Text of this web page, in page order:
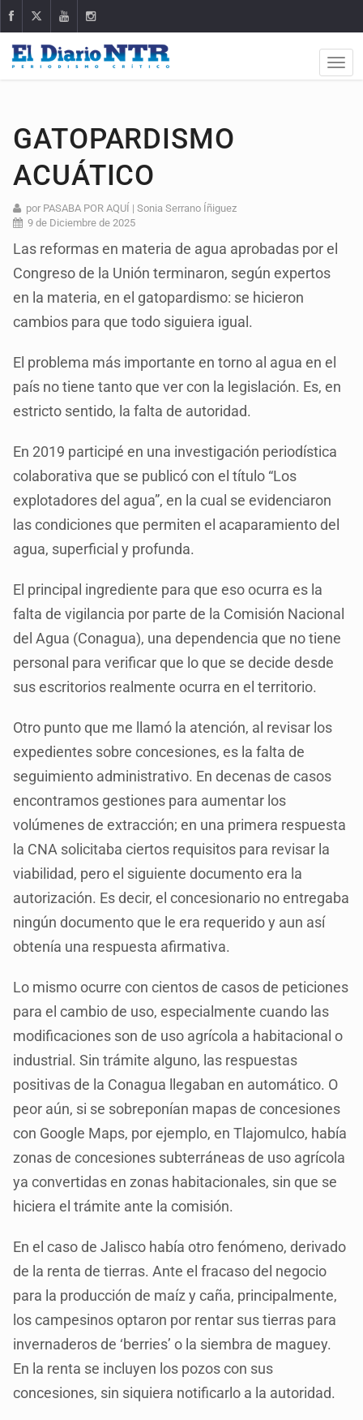
GATOPARDISMO
ACUÁTICO
por PASABA POR AQUÍ | Sonia Serrano Íñiguez
9 de Diciembre de 2025
Las reformas en materia de agua aprobadas por el
Congreso de la Unión terminaron, según expertos
en la materia, en el gatopardismo: se hicieron
cambios para que todo siguiera igual.
El problema más importante en torno al agua en el
país no tiene tanto que ver con la legislación. Es, en
estricto sentido, la falta de autoridad.
En 2019 participé en una investigación periodística
colaborativa que se publicó con el título “Los
explotadores del agua”, en la cual se evidenciaron
las condiciones que permiten el acaparamiento del
agua, superficial y profunda.
El principal ingrediente para que eso ocurra es la
falta de vigilancia por parte de la Comisión Nacional
del Agua (Conagua), una dependencia que no tiene
personal para verificar que lo que se decide desde
sus escritorios realmente ocurra en el territorio.
Otro punto que me llamó la atención, al revisar los
expedientes sobre concesiones, es la falta de
seguimiento administrativo. En decenas de casos
encontramos gestiones para aumentar los
volúmenes de extracción; en una primera respuesta
la CNA solicitaba ciertos requisitos para revisar la
viabilidad, pero el siguiente documento era la
autorización. Es decir, el concesionario no entregaba
ningún documento que le era requerido y aun así
obtenía una respuesta afirmativa.
Lo mismo ocurre con cientos de casos de peticiones
para el cambio de uso, especialmente cuando las
modificaciones son de uso agrícola a habitacional o
industrial. Sin trámite alguno, las respuestas
positivas de la Conagua llegaban en automático. O
peor aún, si se sobreponían mapas de concesiones
con Google Maps, por ejemplo, en Tlajomulco, había
zonas de concesiones subterráneas de uso agrícola
ya convertidas en zonas habitacionales, sin que se
hiciera el trámite ante la comisión.
En el caso de Jalisco había otro fenómeno, derivado
de la renta de tierras. Ante el fracaso del negocio
para la producción de maíz y caña, principalmente,
los campesinos optaron por rentar sus tierras para
invernaderos de ‘berries’ o la siembra de maguey.
En la renta se incluyen los pozos con sus
concesiones, sin siquiera notificarlo a la autoridad.